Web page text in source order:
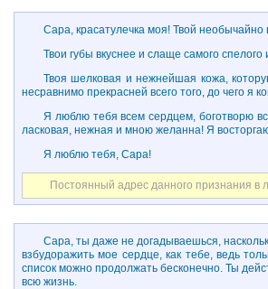
Сара, красатулечка моя! Твой
Твои губы вкуснее и слаще самого
Твоя шелковая и нежнейшая кожа,
несравнимо прекрасней всего того, до чего я
Я люблю тебя всем сердцем, боготворю
ласковая, нежная и мною желанна! Я
Я люблю тебя, Сара!
Постоянный адрес данного признания в
Сара, ты даже не догадываешься,
взбудоражить мое сердце, как тебе, ведь
список можно продолжать бесконечно. Ты
всю жизнь.